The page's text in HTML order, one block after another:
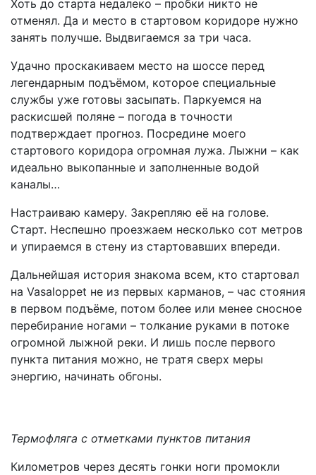
Хоть до старта недалеко – пробки никто не
отменял. Да и место в стартовом коридоре нужно
занять получше. Выдвигаемся за три часа.
Удачно проскакиваем место на шоссе перед
легендарным подъёмом, которое специальные
службы уже готовы засыпать. Паркуемся на
раскисшей поляне – погода в точности
подтверждает прогноз. Посредине моего
стартового коридора огромная лужа. Лыжни – как
идеально выкопанные и заполненные водой
каналы…
Настраиваю камеру. Закрепляю её на голове.
Старт. Неспешно проезжаем несколько сот метров
и упираемся в стену из стартовавших впереди.
Дальнейшая история знакома всем, кто стартовал
на Vasaloppet не из первых карманов, – час стояния
в первом подъёме, потом более или менее сносное
перебирание ногами – толкание руками в потоке
огромной лыжной реки. И лишь после первого
пункта питания можно, не тратя сверх меры
энергию, начинать обгоны.
Термофляга с отметками пунктов питания
Километров через десять гонки ноги промокли